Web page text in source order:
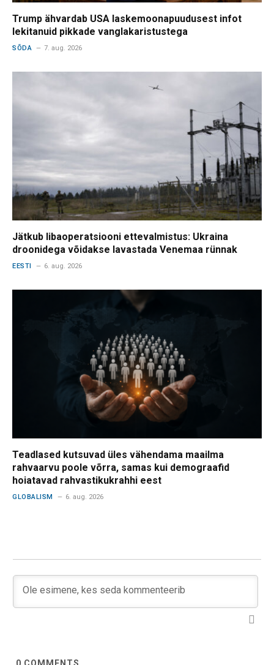
Trump ähvardab USA laskemoonapuudusest infot
lekitanuid pikkade vanglakaristustega
SÕDA 7. aug. 2026
Jätkub libaoperatsiooni ettevalmistus: Ukraina
droonidega võidakse lavastada Venemaa rünnak
EESTI 6. aug. 2026
Teadlased kutsuvad üles vähendama maailma
rahvaarvu poole võrra, samas kui demograafid
hoiatavad rahvastikukrahhi eest
GLOBALISM 6. aug. 2026